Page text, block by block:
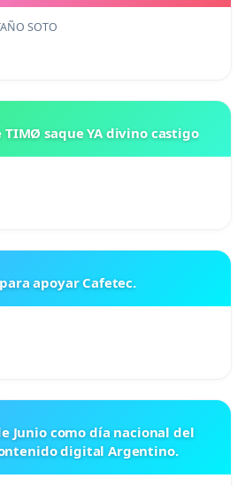
SOTO
TIMØ saque YA divino castigo
apoyar Cafetec.
Junio como día nacional del
digital Argentino.